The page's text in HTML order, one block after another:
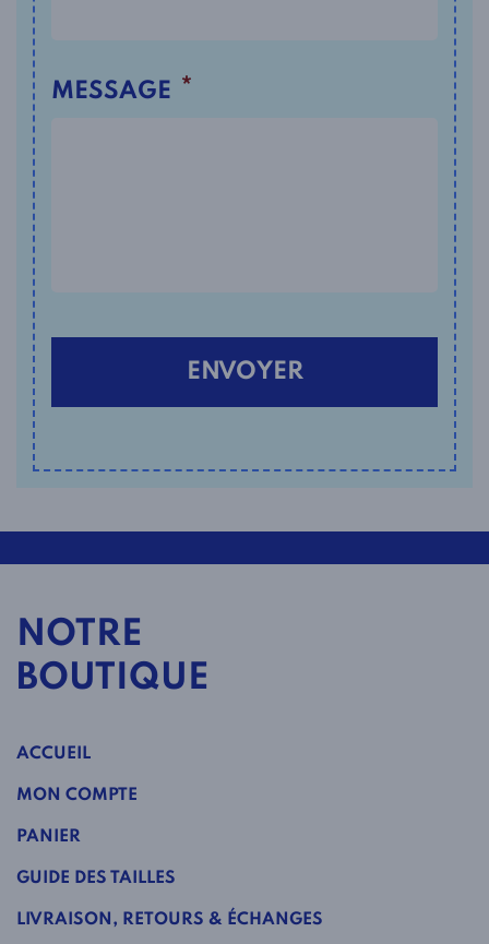
MESSAGE *
NOTRE
BOUTIQUE
ACCUEIL
MON COMPTE
PANIER
GUIDE DES TAILLES
LIVRAISON, RETOURS & ÉCHANGES